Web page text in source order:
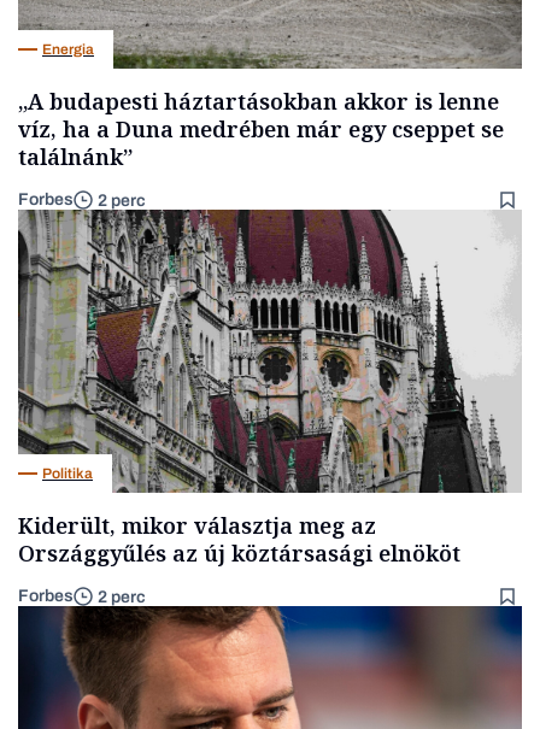
Energia
„A budapesti háztartásokban akkor is lenne
víz, ha a Duna medrében már egy cseppet se
találnánk”
Forbes 2 perc
Politika
Kiderült, mikor választja meg az
Országgyűlés az új köztársasági elnököt
Forbes 2 perc